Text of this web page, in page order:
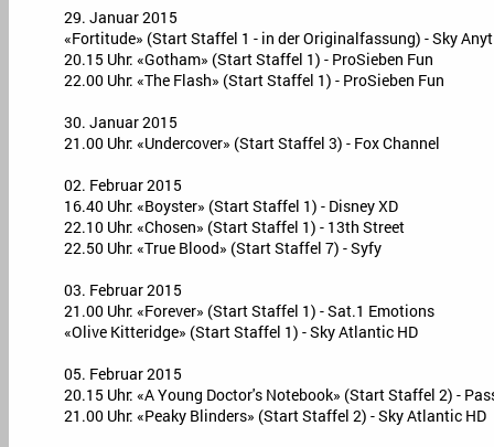
29. Januar 2015
«Fortitude» (Start Staffel 1 - in der Originalfassung) - Sky
20.15 Uhr: «Gotham» (Start Staffel 1) - ProSieben Fun
22.00 Uhr: «The Flash» (Start Staffel 1) - ProSieben Fun
30. Januar 2015
21.00 Uhr: «Undercover» (Start Staffel 3) - Fox Channel
02. Februar 2015
16.40 Uhr: «Boyster» (Start Staffel 1) - Disney XD
22.10 Uhr: «Chosen» (Start Staffel 1) - 13th Street
22.50 Uhr: «True Blood» (Start Staffel 7) - Syfy
03. Februar 2015
21.00 Uhr: «Forever» (Start Staffel 1) - Sat.1 Emotions
«Olive Kitteridge» (Start Staffel 1) - Sky Atlantic HD
05. Februar 2015
20.15 Uhr: «A Young Doctor's Notebook» (Start Staffel 2) -
21.00 Uhr: «Peaky Blinders» (Start Staffel 2) - Sky Atlantic HD